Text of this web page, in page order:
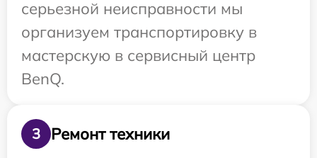
серьезной неисправности мы
организуем транспортировку в
мастерскую в сервисный центр
BenQ.
3
Ремонт техники